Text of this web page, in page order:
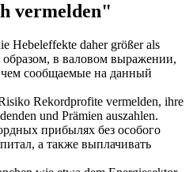
vermelden"
Hebeleffekte daher größer als
в валовом выражении,
сообщаемые на данный
Rekordprofite vermelden, ihre
und Prämien auszahlen.
прибылях без особого
а также выплачивать